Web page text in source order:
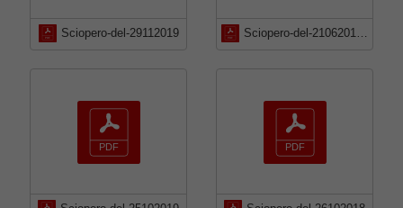
Sciopero-del-29112019